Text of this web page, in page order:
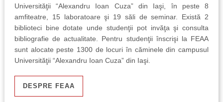
Universităţii “Alexandru Ioan Cuza” din Iaşi, în peste 8
amfiteatre, 15 laboratoare şi 19 săli de seminar. Există 2
biblioteci bine dotate unde studenţii pot invăţa şi consulta
bibliografie de actualitate. Pentru studenţii înscrişi la FEAA
sunt alocate peste 1300 de locuri în căminele din campusul
Universităţii “Alexandru Ioan Cuza” din Iaşi.
DESPRE FEAA